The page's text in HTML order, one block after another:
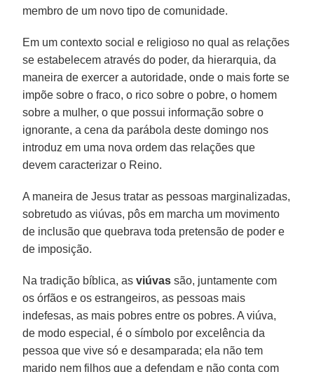
membro de um novo tipo de comunidade.
Em um contexto social e religioso no qual as relações
se estabelecem através do poder, da hierarquia, da
maneira de exercer a autoridade, onde o mais forte se
impõe sobre o fraco, o rico sobre o pobre, o homem
sobre a mulher, o que possui informação sobre o
ignorante, a cena da parábola deste domingo nos
introduz em uma nova ordem das relações que
devem caracterizar o Reino.
A maneira de Jesus tratar as pessoas marginalizadas,
sobretudo as viúvas, pôs em marcha um movimento
de inclusão que quebrava toda pretensão de poder e
de imposição.
Na tradição bíblica, asviúvas são, juntamente com
os órfãos e os estrangeiros, as pessoas mais
indefesas, as mais pobres entre os pobres. A viúva,
de modo especial, é o símbolo por excelência da
pessoa que vive só e desamparada; ela não tem
marido nem filhos que a defendam e não conta com